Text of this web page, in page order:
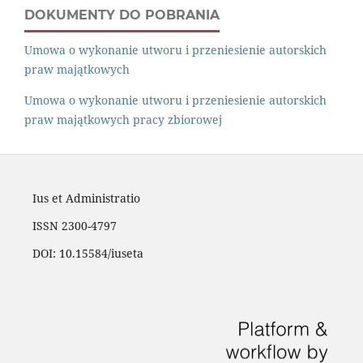
DOKUMENTY DO POBRANIA
Umowa o wykonanie utworu i przeniesienie autorskich
praw majątkowych
Umowa o wykonanie utworu i przeniesienie autorskich
praw majątkowych pracy zbiorowej
Ius et Administratio
ISSN 2300-4797
DOI: 10.15584/iuseta